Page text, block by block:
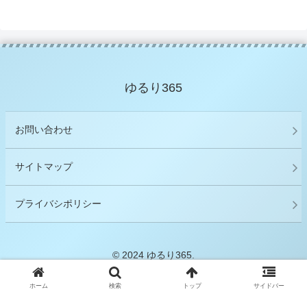
ゆるり365
お問い合わせ
サイトマップ
プライバシポリシー
© 2024 ゆるり365.
ホーム 検索 トップ サイドバー